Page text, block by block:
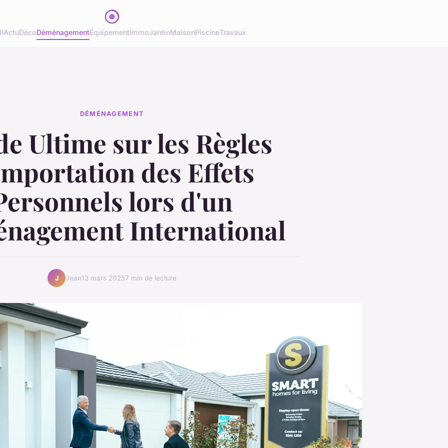
ActuDécoDéménagementÉquipementImmoJardinMaisonPiscineTravaux
DÉMÉNAGEMENT
Ultime sur les Règles
des Effets
lors d'un
International
J Jean13 mars 20257 min de lecture